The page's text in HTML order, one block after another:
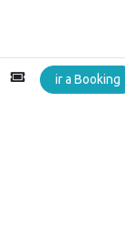
ir a Booking